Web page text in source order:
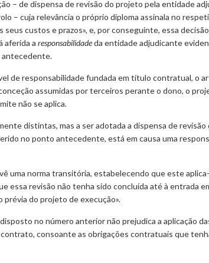
– de dispensa de revisão do projeto pela entidade
– cuja relevância o próprio diploma assinala no
seus custos e prazos», e, por conseguinte, essa
aferida a responsabilidadeda entidade adjudicante
antecedente.
de responsabilidade fundada em título contratual, o
assumidas por terceiros perante o dono, o
não se aplica.
distintas, mas a ser adotada a dispensa de
no ponto antecedente, está em causa uma
uma norma transitória, estabelecendo que este
essa revisão não tenha sido concluída até à
prévia do projeto de execução».
no número anterior não prejudica a aplicação
consoante as obrigações contratuais que